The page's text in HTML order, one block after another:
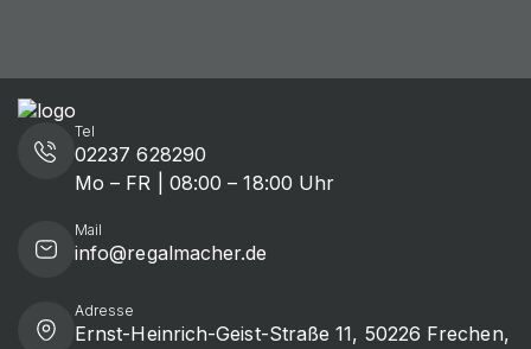
Tel
02237 628290
Mo – FR | 08:00 – 18:00 Uhr
Mail
info@regalmacher.de
Adresse
Ernst-Heinrich-Geist-Straße 11, 50226 Frechen,